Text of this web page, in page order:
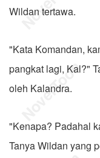
Wildan tertawa.
"Kata Komandan,
pangkat lagi, Kal?"
oleh Kalandra.
"Kenapa? Padahal
Tanya Wildan yang